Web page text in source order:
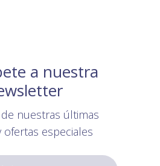
a nuestra
nuestras últimas
ofertas especiales